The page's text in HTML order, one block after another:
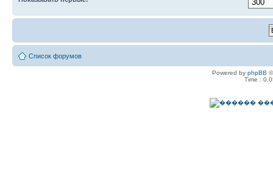
Список форумов
Powered by phpBB
Time :